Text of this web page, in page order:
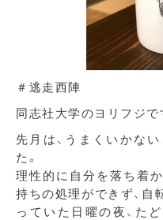
＃逃走西陣
同志社大学のヨリフジで
先月は、うまくいかな
た。
理性的に自分を落ち着
持ちの処理ができず、自
っていた日曜の夜、た